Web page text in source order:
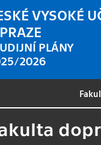
VYSOKÉ
PLÁNY
2026